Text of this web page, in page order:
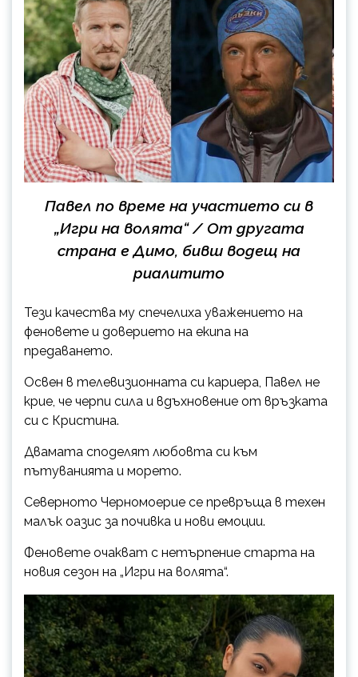
Павел по време на участието си в
„Игри на волята“ / От другата
страна е Димо, бивш водещ на
риалитито
Тези качества му спечелиха уважението на
феновете и доверието на екипа на
предаването.
Освен в телевизионната си кариера, Павел не
крие, че черпи сила и вдъхновение от връзката
си с Кристина.
Двамата споделят любовта си към
пътуванията и морето.
Северното Черномоерие се превръща в техен
малък оазис за почивка и нови емоции.
Феновете очакват с нетърпение старта на
новия сезон на „Игри на волята“.